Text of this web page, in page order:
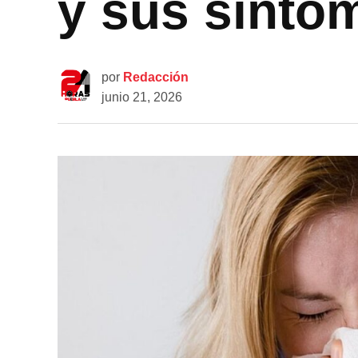
por Redacción
junio 21, 2026